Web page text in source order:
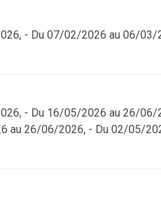
- Du 07/02/2026 au 06/03/
- Du 16/05/2026 au 26/06/
au 26/06/2026, - Du 02/05/